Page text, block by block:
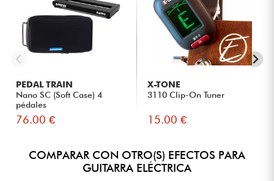
PEDAL TRAIN
Nano SC (Soft Case) 4
pédales
76.00 €
X-TONE
3110 Clip-On Tuner
15.00 €
COMPARAR CON OTRO(S) EFECTOS PARA
GUITARRA ELÉCTRICA